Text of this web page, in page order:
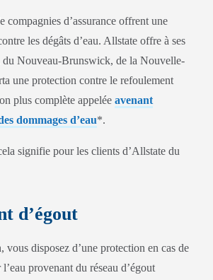
compagnies d’assurance offrent une
les dégâts d’eau. Allstate offre à ses
du Nouveau-Brunswick, de la Nouvelle-
une protection contre le refoulement
plus complète appelée avenant
dommages d’eau*.
signifie pour les clients d’Allstate du
d’égout
vous disposez d’une protection en cas de
provenant du réseau d’égout